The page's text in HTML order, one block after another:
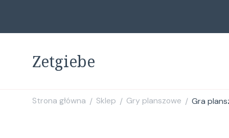
Zetgiebe
Strona główna / Sklep / Gry planszowe / Gra